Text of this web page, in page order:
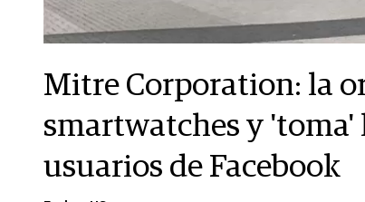
Mitre Corporation: la
smartwatches y 'toma'
usuarios de Facebook